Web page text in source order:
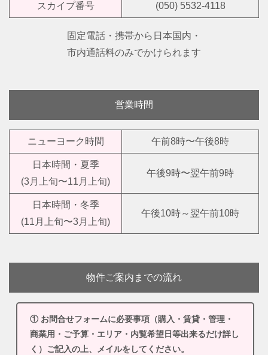
スカイプ番号 (050) 5532-4118
固定電話・携帯から日本国内・
市内通話料のみでかけられます
営業時間
ニューヨーク時間 午前8時〜午後8時
日本時間・夏季
(3月上旬〜11月上旬)
午後9時〜翌午前9時
日本時間・冬季
(11月上旬〜3月上旬)
午後10時～翌午前10時
物件ご案内までの流れ
① お問合せフォームに必要事項（購入・賃貸・管理・
商業用・ご予算・エリア・内覧希望日等出来るだけ詳し
く）ご記入の上、メイルをしてください。